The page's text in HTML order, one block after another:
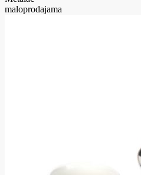
maloprodajama